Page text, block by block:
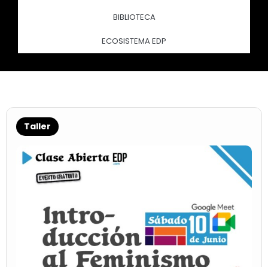
BIBLIOTECA
ECOSISTEMA EDP
Taller